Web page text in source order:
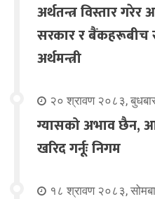
अर्थतन्त्र विस्तार गरेर
सरकार र बैंकहरूबीच
अर्थमन्त्री
२० श्रावण २०८३,
ग्यासको अभाव छैन,
खरिद गर्नूः निगम
१८ श्रावण २०८३,